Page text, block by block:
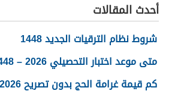
أحدث المقالات
شروط نظام الترقيات الجديد 1448
متى موعد اختبار التحصيلي 2026 – 1448